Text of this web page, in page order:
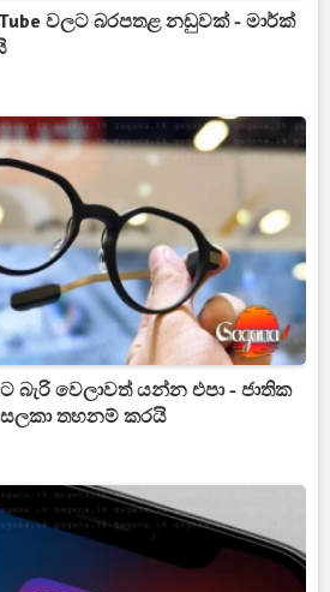
වලට බරපතළ නඩුවක් - මාර්ක්
වෙලාවත් යන්න එපා - ජාතික
තහනම් කරයි